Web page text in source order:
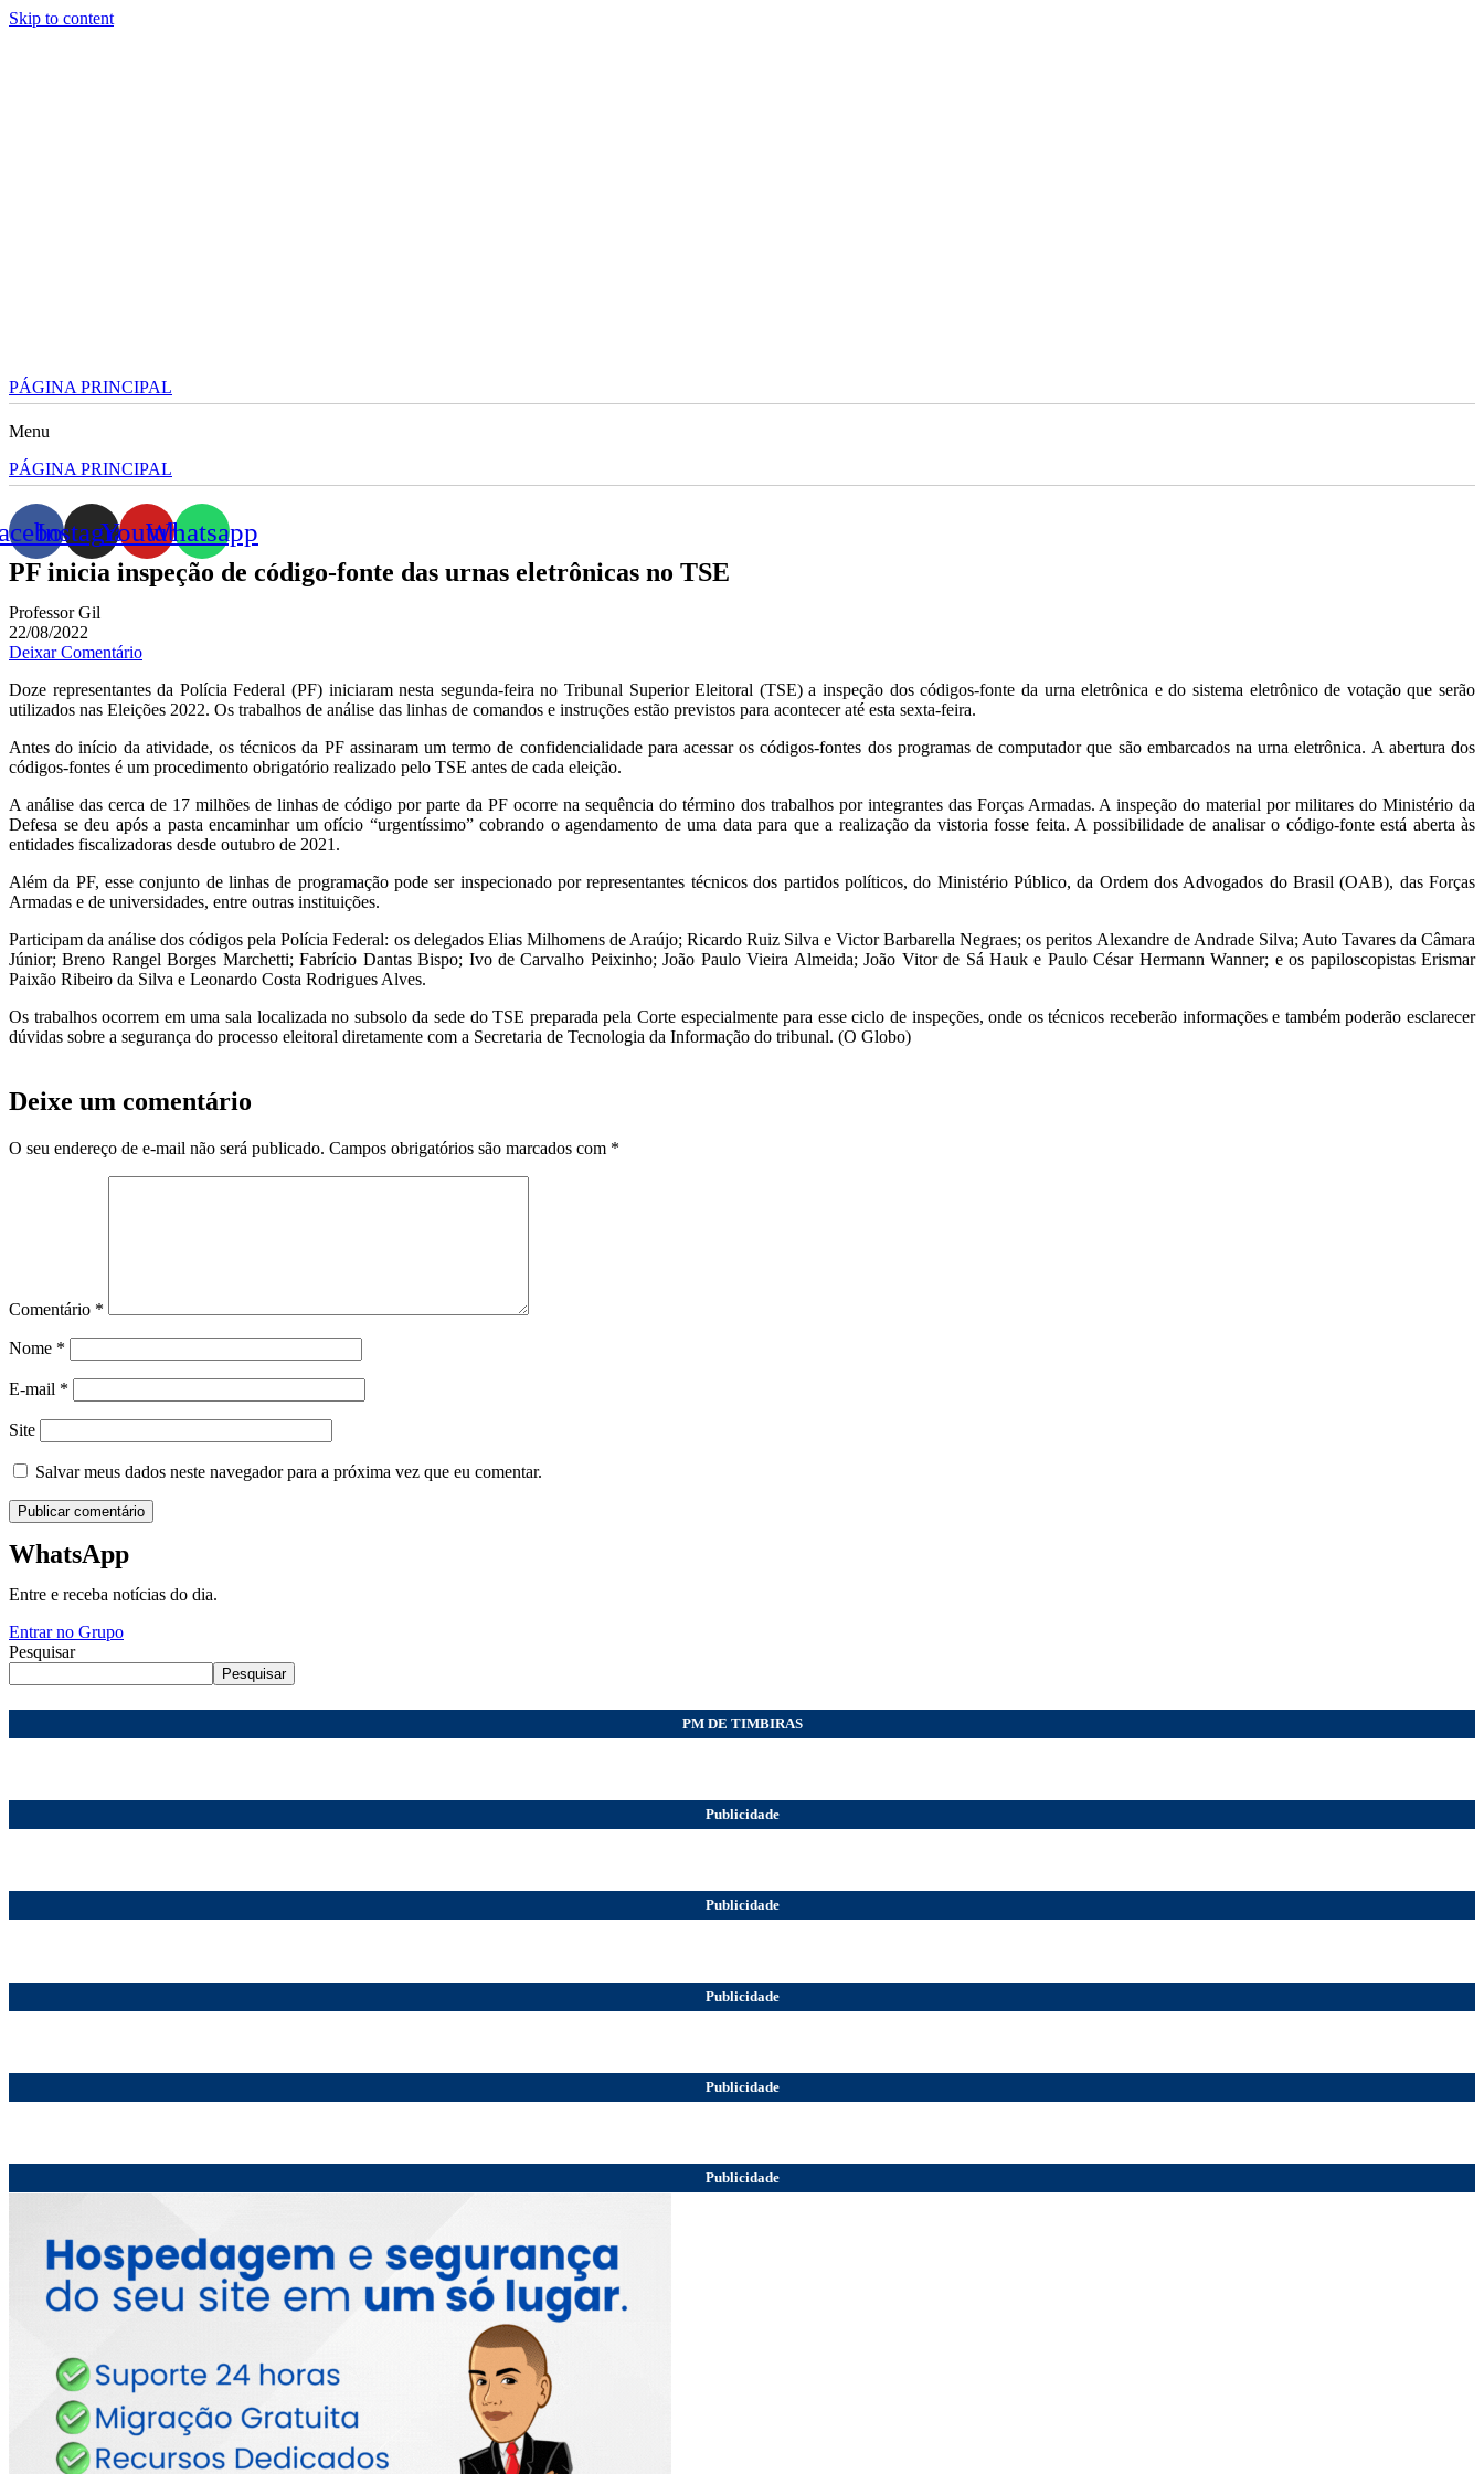
Skip to content
PÁGINA PRINCIPAL
Menu
PÁGINA PRINCIPAL
InstagramYoutubeWhatsapp
PF inicia inspeção de código-fonte das urnas eletrônicas no TSE
Professor Gil
22/08/2022
Deixar Comentário
Doze representantes da Polícia Federal (PF) iniciaram nesta segunda-feira no Tribunal Superior Eleitoral (TSE) a inspeção dos códigos-fonte da urna eletrônica e do sistema eletrônico de votação que serão
utilizados nas Eleições 2022. Os trabalhos de análise das linhas de comandos e instruções estão previstos para acontecer até esta sexta-feira.
Antes do início da atividade, os técnicos da PF assinaram um termo de confidencialidade para acessar os códigos-fontes dos programas de computador que são embarcados na urna eletrônica. A abertura dos
códigos-fontes é um procedimento obrigatório realizado pelo TSE antes de cada eleição.
A análise das cerca de 17 milhões de linhas de código por parte da PF ocorre na sequência do término dos trabalhos por integrantes das Forças Armadas. A inspeção do material por militares do Ministério da
Defesa se deu após a pasta encaminhar um ofício “urgentíssimo” cobrando o agendamento de uma data para que a realização da vistoria fosse feita. A possibilidade de analisar o código-fonte está aberta às
entidades fiscalizadoras desde outubro de 2021.
Além da PF, esse conjunto de linhas de programação pode ser inspecionado por representantes técnicos dos partidos políticos, do Ministério Público, da Ordem dos Advogados do Brasil (OAB), das Forças
Armadas e de universidades, entre outras instituições.
Participam da análise dos códigos pela Polícia Federal: os delegados Elias Milhomens de Araújo; Ricardo Ruiz Silva e Victor Barbarella Negraes; os peritos Alexandre de Andrade Silva; Auto Tavares da Câmara
Júnior; Breno Rangel Borges Marchetti; Fabrício Dantas Bispo; Ivo de Carvalho Peixinho; João Paulo Vieira Almeida; João Vitor de Sá Hauk e Paulo César Hermann Wanner; e os papiloscopistas Erismar
Paixão Ribeiro da Silva e Leonardo Costa Rodrigues Alves.
Os trabalhos ocorrem em uma sala localizada no subsolo da sede do TSE preparada pela Corte especialmente para esse ciclo de inspeções, onde os técnicos receberão informações e também poderão esclarecer
dúvidas sobre a segurança do processo eleitoral diretamente com a Secretaria de Tecnologia da Informação do tribunal. (O Globo)
Deixe um comentário
O seu endereço de e-mail não será publicado. Campos obrigatórios são marcados com *
Comentário *
Nome *
E-mail *
Site
Salvar meus dados neste navegador para a próxima vez que eu comentar.
WhatsApp
Entre e receba notícias do dia.
Entrar no Grupo
Pesquisar
Pesquisar
PM DE TIMBIRAS
Publicidade
Publicidade
Publicidade
Publicidade
Publicidade